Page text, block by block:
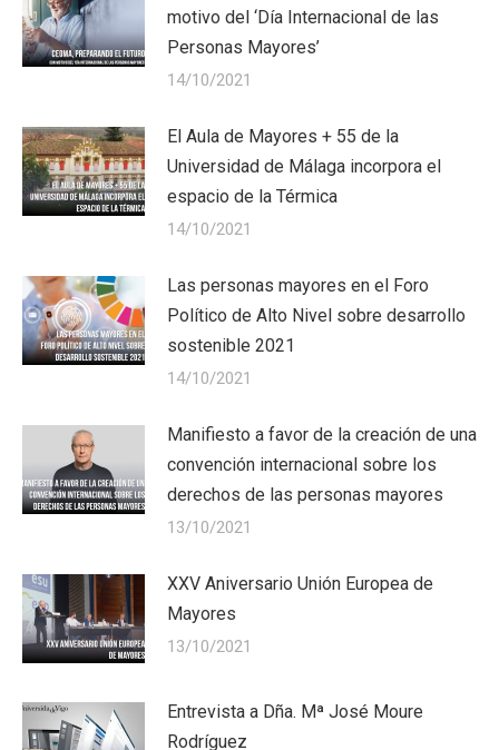
motivo del ‘Día Internacional de las
Personas Mayores’
14/10/2021
El Aula de Mayores + 55 de la
Universidad de Málaga incorpora el
espacio de la Térmica
14/10/2021
Las personas mayores en el Foro
Político de Alto Nivel sobre desarrollo
sostenible 2021
14/10/2021
Manifiesto a favor de la creación de una
convención internacional sobre los
derechos de las personas mayores
13/10/2021
XXV Aniversario Unión Europea de
Mayores
13/10/2021
Entrevista a Dña. Mª José Moure
Rodríguez